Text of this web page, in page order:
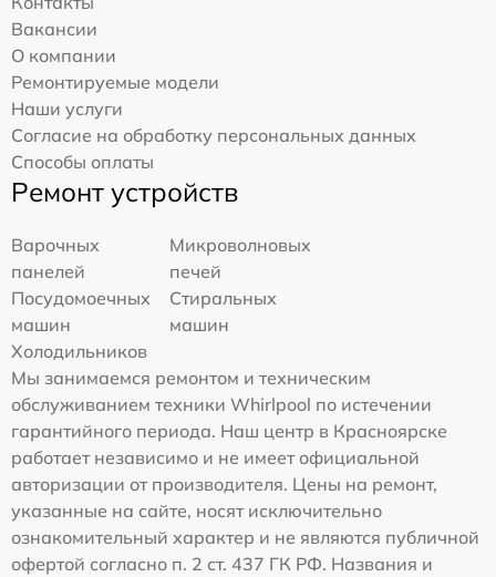
Вакансии
О компании
Ремонтируемые модели
Наши услуги
Согласие на обработку персональных данных
Способы оплаты
Ремонт устройств
Варочных
панелей
Микроволновых
печей
Посудомоечных
машин
Стиральных
машин
Холодильников
Мы занимаемся ремонтом и техническим
обслуживанием техники Whirlpool по истечении
гарантийного периода. Наш центр в Красноярске
работает независимо и не имеет официальной
авторизации от производителя. Цены на ремонт,
указанные на сайте, носят исключительно
ознакомительный характер и не являются публичной
офертой согласно п. 2 ст. 437 ГК РФ. Названия и